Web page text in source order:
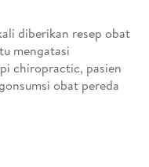
diberikan resep obat
mengatasi
chiropractic, pasien
obat pereda